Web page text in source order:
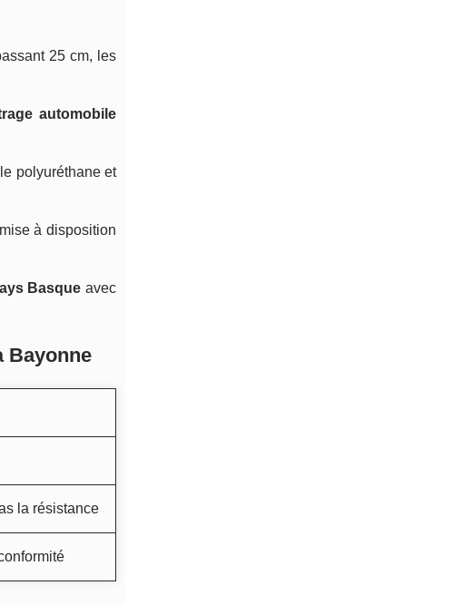
25 cm, les
automobile
polyuréthane et
à disposition
Basque avec
Bayonne
la résistance